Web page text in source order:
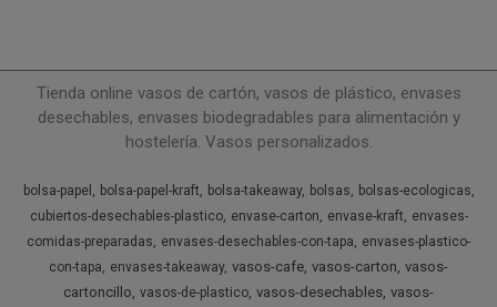
Tienda online vasos de cartón, vasos de plástico, envases
desechables, envases biodegradables para alimentación y
hostelería. Vasos personalizados.
bolsa-papel bolsa-papel-kraft bolsa-takeaway bolsas
bolsas-ecologicas
cubiertos-desechables-plastico
envase-carton envase-kraft
envases-
comidas-preparadas
envases-desechables-con-tapa
envases-plastico-
con-tapa
envases-takeaway vasos-cafe vasos-carton vasos-
cartoncillo vasos-de-plastico vasos-desechables vasos-